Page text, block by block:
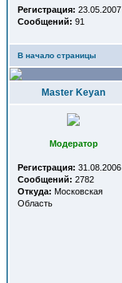
Регистрация: 23.05.2007
Сообщений: 91
В начало страницы
Master Keyan
Модератор
Регистрация: 31.08.2006
Сообщений: 2782
Откуда: Московская
Область